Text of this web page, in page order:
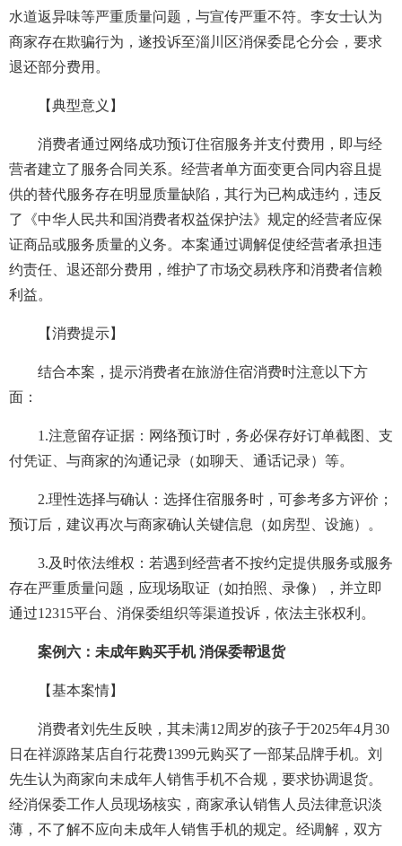
水道返异味等严重质量问题，与宣传严重不符。李女士认为
商家存在欺骗行为，遂投诉至淄川区消保委昆仑分会，要求
退还部分费用。
【典型意义】
消费者通过网络成功预订住宿服务并支付费用，即与经
营者建立了服务合同关系。经营者单方面变更合同内容且提
供的替代服务存在明显质量缺陷，其行为已构成违约，违反
了《中华人民共和国消费者权益保护法》规定的经营者应保
证商品或服务质量的义务。本案通过调解促使经营者承担违
约责任、退还部分费用，维护了市场交易秩序和消费者信赖
利益。
【消费提示】
结合本案，提示消费者在旅游住宿消费时注意以下方
面：
1.注意留存证据：网络预订时，务必保存好订单截图、支
付凭证、与商家的沟通记录（如聊天、通话记录）等。
2.理性选择与确认：选择住宿服务时，可参考多方评价；
预订后，建议再次与商家确认关键信息（如房型、设施）。
3.及时依法维权：若遇到经营者不按约定提供服务或服务
存在严重质量问题，应现场取证（如拍照、录像），并立即
通过12315平台、消保委组织等渠道投诉，依法主张权利。
案例六：未成年购买手机 消保委帮退货
【基本案情】
消费者刘先生反映，其未满12周岁的孩子于2025年4月30
日在祥源路某店自行花费1399元购买了一部某品牌手机。刘
先生认为商家向未成年人销售手机不合规，要求协调退货。
经消保委工作人员现场核实，商家承认销售人员法律意识淡
薄，不了解不应向未成年人销售手机的规定。经调解，双方